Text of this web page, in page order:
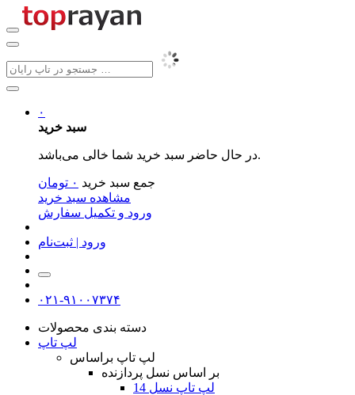
۰
سبد خرید
در حال حاضر سبد خرید شما خالی می‌باشد.
جمع سبد خرید ۰ تومان
مشاهده سبد خرید
ورود و تکمیل سفارش
ورود | ثبت‌نام
۰۲۱-۹۱۰۰۷۳۷۴
دسته بندی محصولات
لپ تاپ
لپ تاپ براساس
بر اساس نسل پردازنده
لپ تاپ نسل 14